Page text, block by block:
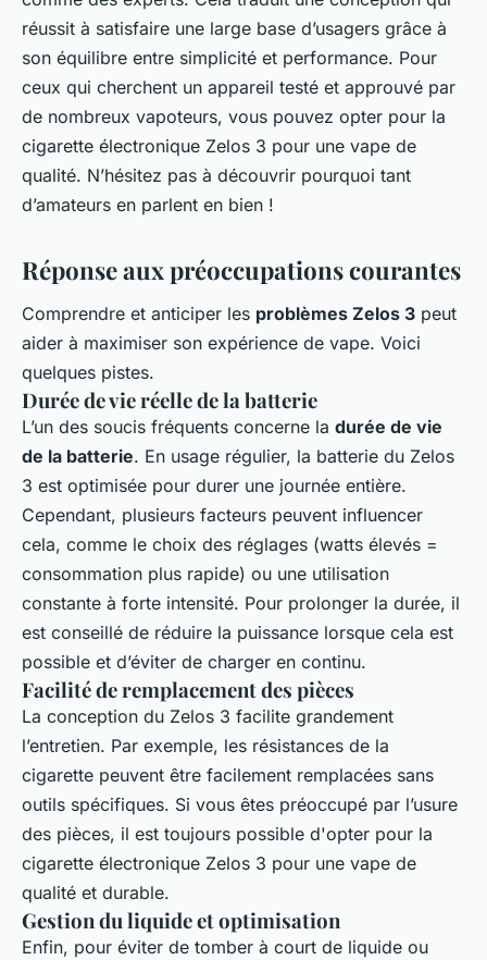
réussit à satisfaire une large base d’usagers grâce à
son équilibre entre simplicité et performance. Pour
ceux qui cherchent un appareil testé et approuvé par
de nombreux vapoteurs, vous pouvez opter pour la
cigarette électronique Zelos 3 pour une vape de
qualité. N’hésitez pas à découvrir pourquoi tant
d’amateurs en parlent en bien !
Réponse aux préoccupations courantes
Comprendre et anticiper les problèmes Zelos 3 peut
aider à maximiser son expérience de vape. Voici
quelques pistes.
Durée de vie réelle de la batterie
L’un des soucis fréquents concerne la durée de vie
de la batterie. En usage régulier, la batterie du Zelos
3 est optimisée pour durer une journée entière.
Cependant, plusieurs facteurs peuvent influencer
cela, comme le choix des réglages (watts élevés =
consommation plus rapide) ou une utilisation
constante à forte intensité. Pour prolonger la durée, il
est conseillé de réduire la puissance lorsque cela est
possible et d’éviter de charger en continu.
Facilité de remplacement des pièces
La conception du Zelos 3 facilite grandement
l’entretien. Par exemple, les résistances de la
cigarette peuvent être facilement remplacées sans
outils spécifiques. Si vous êtes préoccupé par l’usure
des pièces, il est toujours possible d'opter pour la
cigarette électronique Zelos 3 pour une vape de
qualité et durable.
Gestion du liquide et optimisation
Enfin, pour éviter de tomber à court de liquide ou